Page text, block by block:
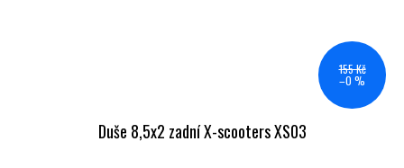
155 Kč
–0 %
Duše 8,5x2 zadní X-scooters XS03